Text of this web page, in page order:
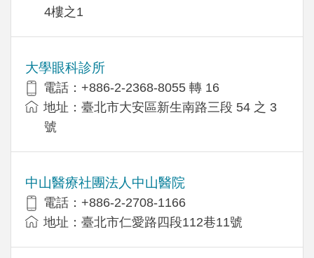
4樓之1
大學眼科診所
電話：+886-2-2368-8055 轉 16
地址：臺北市大安區新生南路三段 54 之 3
號
中山醫療社團法人中山醫院
電話：+886-2-2708-1166
地址：臺北市仁愛路四段112巷11號